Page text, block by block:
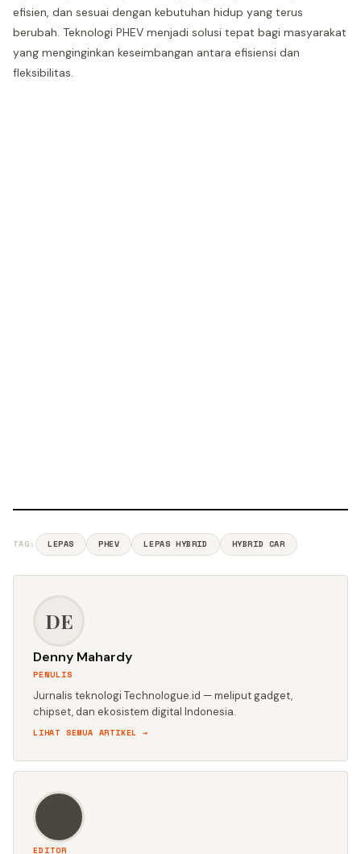
efisien, dan sesuai dengan kebutuhan hidup yang terus
berubah. Teknologi PHEV menjadi solusi tepat bagi masyarakat
yang menginginkan keseimbangan antara efisiensi dan
fleksibilitas.
TAG: LEPAS PHEV LEPAS HYBRID HYBRID CAR
DE
Denny Mahardy
PENULIS
Jurnalis teknologi Technologue.id — meliput gadget,
chipset, dan ekosistem digital Indonesia.
LIHAT SEMUA ARTIKEL →
EDITOR